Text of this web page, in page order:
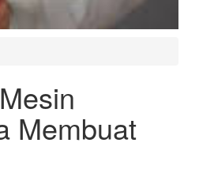
Membuat